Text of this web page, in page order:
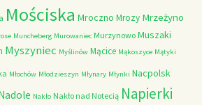
Mościska Mroczno Mrozy Mrzeżyno
Muncheberg Murowaniec Murzynowo Muszaki
Myszyniec Myślinów Mącice Mąkoszyce Mątyki
Młochów Młodzieszyn Młynary Młynki Nacpolsk
Nakło Nakło nad Notecią Napierki